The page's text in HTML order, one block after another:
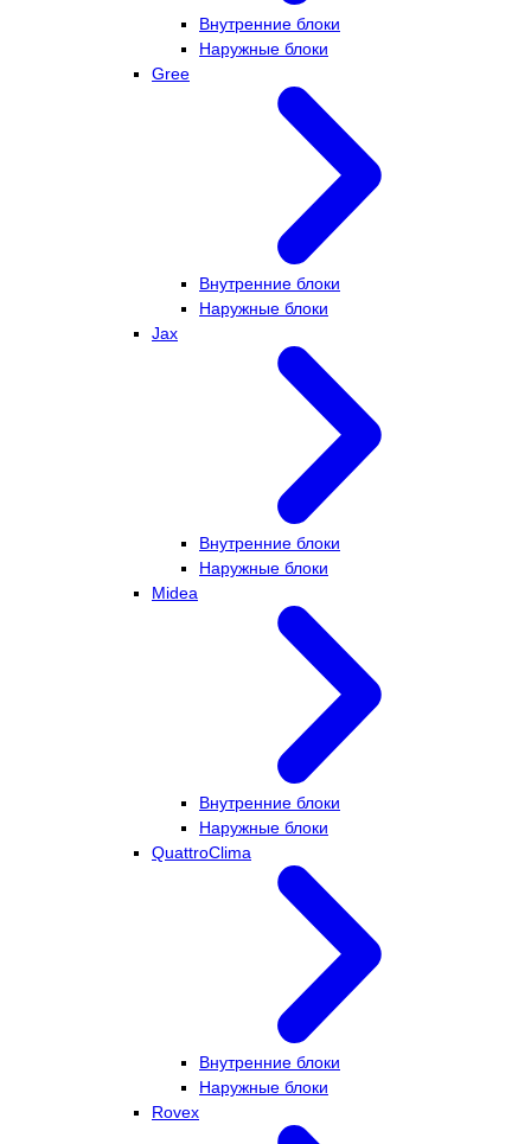
Внутренние блоки
Наружные блоки
Gree
Внутренние блоки
Наружные блоки
Jax
Внутренние блоки
Наружные блоки
Midea
Внутренние блоки
Наружные блоки
QuattroClima
Внутренние блоки
Наружные блоки
Rovex